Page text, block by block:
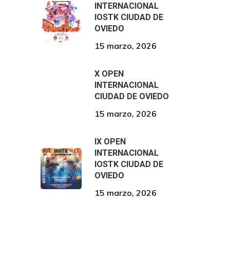
INTERNACIONAL
IOSTK CIUDAD DE
OVIEDO
15 marzo, 2026
X OPEN
INTERNACIONAL
CIUDAD DE OVIEDO
15 marzo, 2026
IX OPEN
INTERNACIONAL
IOSTK CIUDAD DE
OVIEDO
15 marzo, 2026